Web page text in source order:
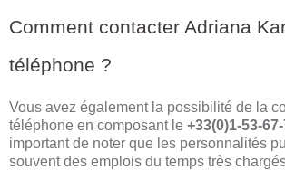
Comment contacter Adriana
téléphone ?
Vous avez également la possibilité de la
téléphone en composant le +33(0)1-53-
important de noter que les personnalités
souvent des emplois du temps très